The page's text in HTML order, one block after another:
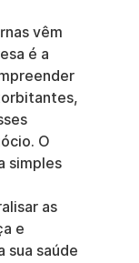
vêm
é a
O
simples
as
e
sua saúde